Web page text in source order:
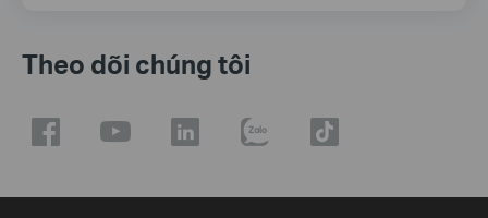
Theo dõi chúng tôi